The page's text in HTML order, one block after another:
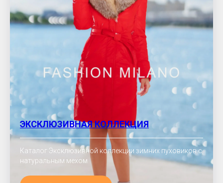
ЭКСКЛЮЗИВНАЯ КОЛЛЕКЦИЯ
Каталог Эксклюзивной коллекции зимних пуховиков с
натуральным мехом